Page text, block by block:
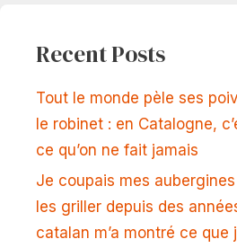
Recent Posts
Tout le monde pèle ses
le robinet : en Catalogne,
ce qu’on ne fait jamais
Je coupais mes
les griller depuis des
catalan m’a montré ce que